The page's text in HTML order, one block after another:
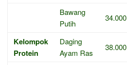
Bawang
Putih
34.000
Kelompok
Protein
Daging
Ayam Ras
38.000